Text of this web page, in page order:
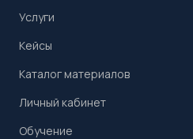
Услуги
Кейсы
Каталог материалов
Личный кабинет
Обучение